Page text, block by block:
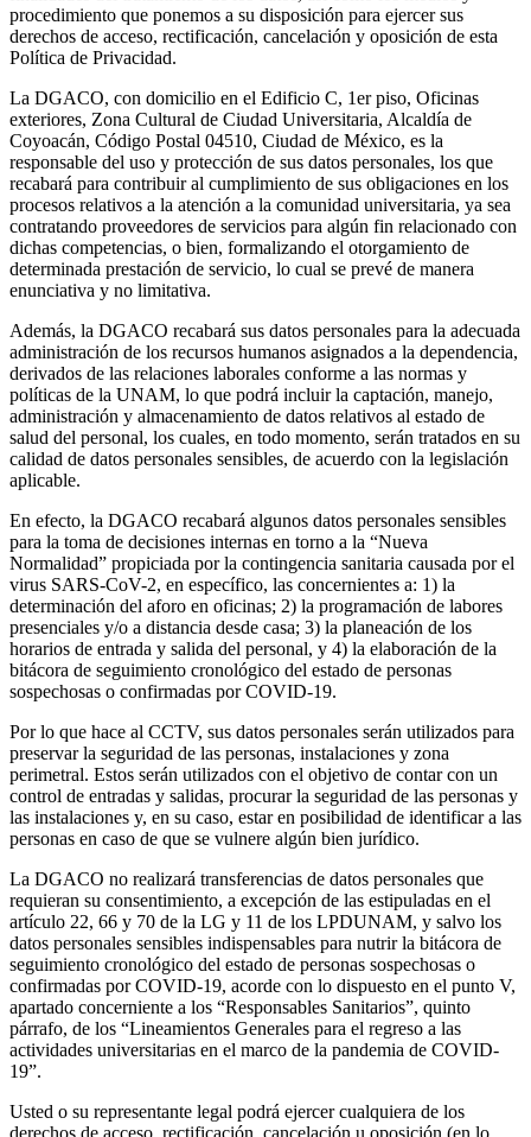
procedimiento que ponemos a su disposición para ejercer sus
derechos de acceso, rectificación, cancelación y oposición de esta
Política de Privacidad.
La DGACO, con domicilio en el Edificio C, 1er piso, Oficinas
exteriores, Zona Cultural de Ciudad Universitaria, Alcaldía de
Coyoacán, Código Postal 04510, Ciudad de México, es la
responsable del uso y protección de sus datos personales, los que
recabará para contribuir al cumplimiento de sus obligaciones en los
procesos relativos a la atención a la comunidad universitaria, ya sea
contratando proveedores de servicios para algún fin relacionado con
dichas competencias, o bien, formalizando el otorgamiento de
determinada prestación de servicio, lo cual se prevé de manera
enunciativa y no limitativa.
Además, la DGACO recabará sus datos personales para la adecuada
administración de los recursos humanos asignados a la dependencia,
derivados de las relaciones laborales conforme a las normas y
políticas de la UNAM, lo que podrá incluir la captación, manejo,
administración y almacenamiento de datos relativos al estado de
salud del personal, los cuales, en todo momento, serán tratados en su
calidad de datos personales sensibles, de acuerdo con la legislación
aplicable.
En efecto, la DGACO recabará algunos datos personales sensibles
para la toma de decisiones internas en torno a la “Nueva
Normalidad” propiciada por la contingencia sanitaria causada por el
virus SARS-CoV-2, en específico, las concernientes a: 1) la
determinación del aforo en oficinas; 2) la programación de labores
presenciales y/o a distancia desde casa; 3) la planeación de los
horarios de entrada y salida del personal, y 4) la elaboración de la
bitácora de seguimiento cronológico del estado de personas
sospechosas o confirmadas por COVID-19.
Por lo que hace al CCTV, sus datos personales serán utilizados para
preservar la seguridad de las personas, instalaciones y zona
perimetral. Estos serán utilizados con el objetivo de contar con un
control de entradas y salidas, procurar la seguridad de las personas y
las instalaciones y, en su caso, estar en posibilidad de identificar a las
personas en caso de que se vulnere algún bien jurídico.
La DGACO no realizará transferencias de datos personales que
requieran su consentimiento, a excepción de las estipuladas en el
artículo 22, 66 y 70 de la LG y 11 de los LPDUNAM, y salvo los
datos personales sensibles indispensables para nutrir la bitácora de
seguimiento cronológico del estado de personas sospechosas o
confirmadas por COVID-19, acorde con lo dispuesto en el punto V,
apartado concerniente a los “Responsables Sanitarios”, quinto
párrafo, de los “Lineamientos Generales para el regreso a las
actividades universitarias en el marco de la pandemia de COVID-
19”.
Usted o su representante legal podrá ejercer cualquiera de los